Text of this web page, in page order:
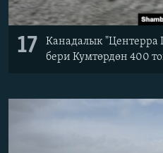
17
Канадалык "Центерра
бери Кумтөрдөн 400